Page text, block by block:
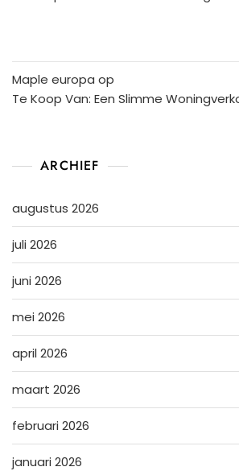
Maple europa op
Te Koop Van: Een Slimme
ARCHIEF
augustus 2026
juli 2026
juni 2026
mei 2026
april 2026
maart 2026
februari 2026
januari 2026